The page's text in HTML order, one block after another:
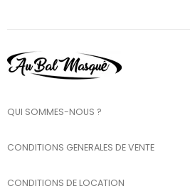
QUI SOMMES-NOUS ?
CONDITIONS GENERALES DE VENTE
CONDITIONS DE LOCATION